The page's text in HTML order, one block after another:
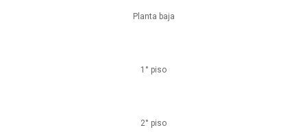
Planta baja
1° piso
2° piso